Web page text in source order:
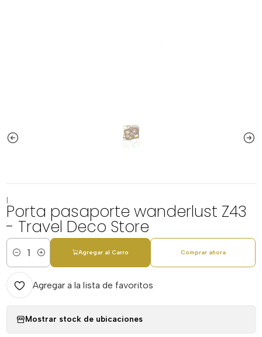
|
Porta pasaporte wanderlust Z43
- Travel Deco Store
Cantidad
Agregar al Carro Comprar ahora
Agregar a la lista de favoritos
Mostrar stock de ubicaciones